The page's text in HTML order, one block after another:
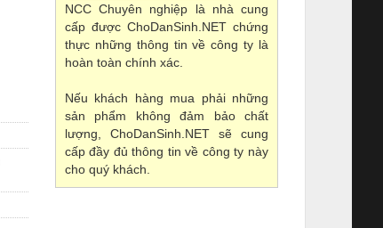
NCC Chuyên nghiệp là nhà cung
cấp được ChoDanSinh.NET chứng
thực những thông tin về công ty là
hoàn toàn chính xác.
Nếu khách hàng mua phải những
sản phẩm không đảm bảo chất
lượng, ChoDanSinh.NET sẽ cung
cấp đầy đủ thông tin về công ty này
cho quý khách.